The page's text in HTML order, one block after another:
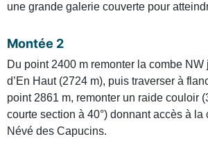
une grande galerie couverte pour
Montée 2
Du point 2400 m remonter la combe NW
d’En Haut (2724 m), puis traverser à
point 2861 m, remonter un raide couloir
courte section à 40°) donnant accès à la
Névé des Capucins.